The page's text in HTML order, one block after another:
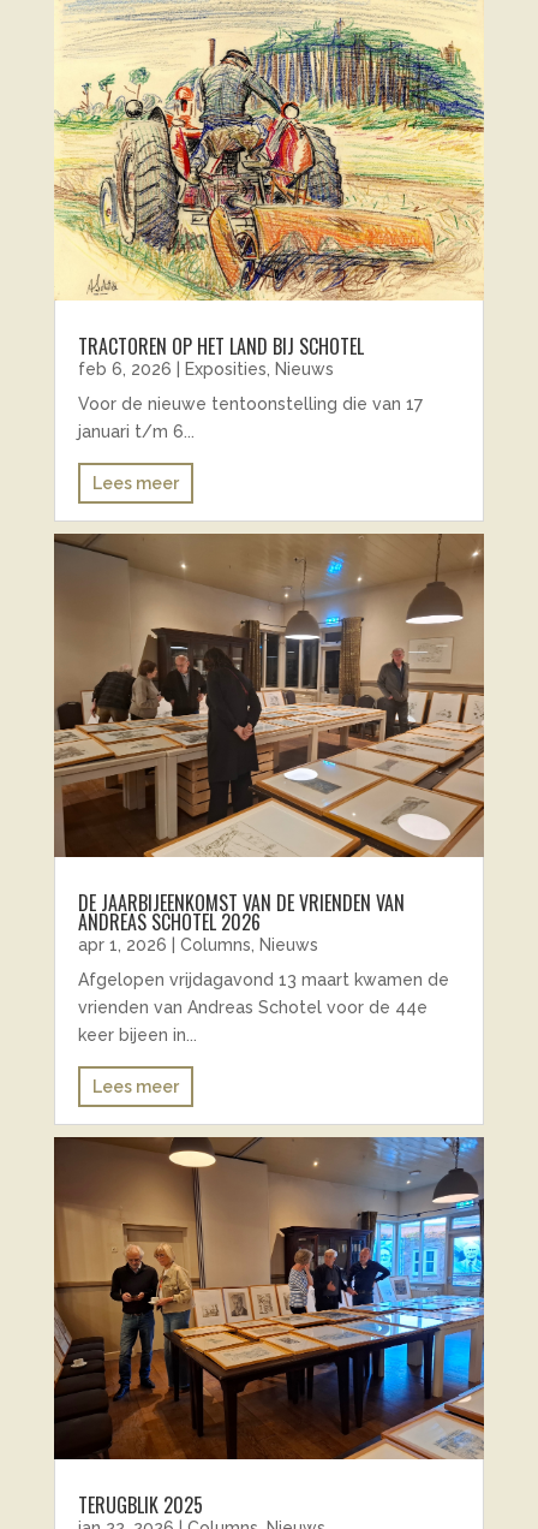
TRACTOREN OP HET LAND BIJ SCHOTEL
feb 6, 2026 Exposities
Nieuws
Voor de nieuwe tentoonstelling die van 17
januari t/m 6...
Lees meer
DE JAARBIJEENKOMST VAN DE VRIENDEN VAN
ANDREAS SCHOTEL 2026
apr 1, 2026 Columns
Nieuws
Afgelopen vrijdagavond 13 maart kwamen de
vrienden van Andreas Schotel voor de 44e
keer bijeen in...
Lees meer
TERUGBLIK 2025